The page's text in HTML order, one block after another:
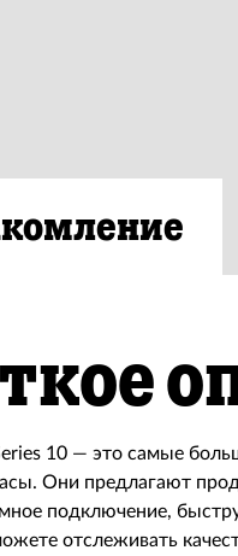
10 — это самые
Они предлагают
подключение,
отслеживать